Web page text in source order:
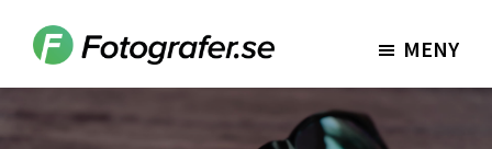
Fotografer.se MENY